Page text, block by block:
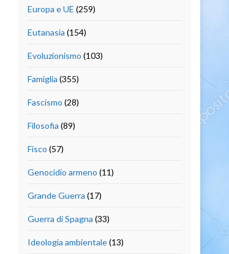
Europa e UE (259)
Eutanasia (154)
Evoluzionismo (103)
Famiglia (355)
Fascismo (28)
Filosofia (89)
Fisco (57)
Genocidio armeno (11)
Grande Guerra (17)
Guerra di Spagna (33)
Ideologia ambientale(13)